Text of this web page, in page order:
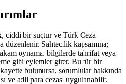
, ciddi bir suçtur ve Türk Ceza
düzenlenir. Sahtecilik kapsamına;
oynama, bilgilerde tahrifat veya
gibi eylemler girer. Bu tür bir
bulunursa, sorumlular hakkında
ve adli para cezası uygulanabilir.